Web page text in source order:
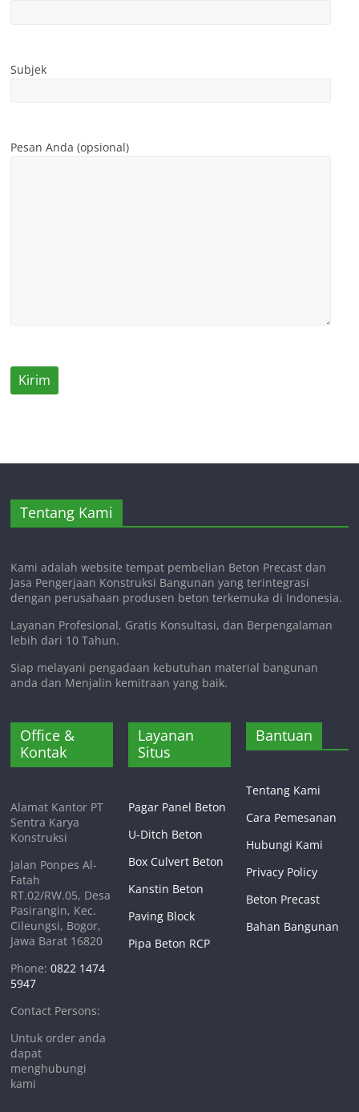
Subjek
Pesan Anda (opsional)
Tentang Kami
Kami adalah website tempat pembelian Beton Precast dan
Jasa Pengerjaan Konstruksi Bangunan yang terintegrasi
dengan perusahaan produsen beton terkemuka di Indonesia.
Layanan Profesional, Gratis Konsultasi, dan Berpengalaman
lebih dari 10 Tahun.
Siap melayani pengadaan kebutuhan material bangunan
anda dan Menjalin kemitraan yang baik.
Office &
Kontak
Alamat Kantor PT
Sentra Karya
Konstruksi
Jalan Ponpes Al-
Fatah
RT.02/RW.05, Desa
Pasirangin, Kec.
Cileungsi, Bogor,
Jawa Barat 16820
Phone:0822 1474
5947
Contact Persons:
Untuk order anda
dapat
menghubungi
kami
Layanan
Situs
Pagar Panel Beton
U-Ditch Beton
Box Culvert Beton
Kanstin Beton
Paving Block
Pipa Beton RCP
Bantuan
Tentang Kami
Cara Pemesanan
Hubungi Kami
Privacy Policy
Beton Precast
Bahan Bangunan